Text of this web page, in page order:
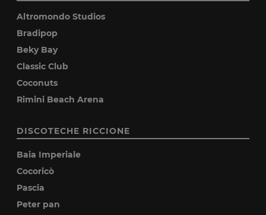
Altromondo Studios
Bradipop
Beky Bay
Classic Club
Coconuts
Rimini Beach Arena
DISCOTECHE RICCIONE
Baia Imperiale
Cocoricò
Pascia
Peter pan